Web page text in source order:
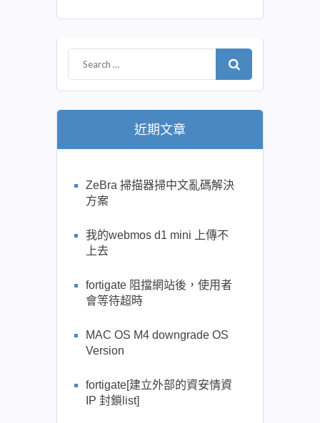
近期文章
ZeBra 掃描器掃中文亂碼解決
方案
我的webmos d1 mini 上傳不
上去
fortigate 阻擋網站後，使用者
會等待超時
MAC OS M4 downgrade OS
Version
fortigate[建立外部的資安情資
IP 封鎖list]